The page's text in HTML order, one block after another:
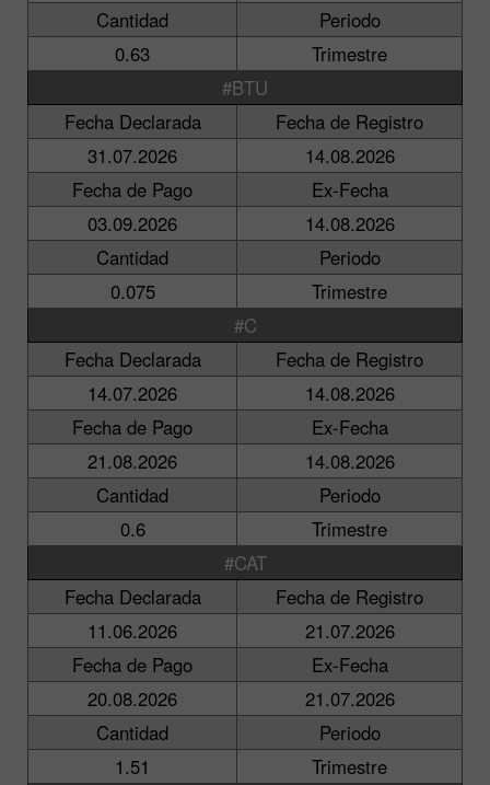
Cantidad
Periodo
0.63
Trimestre
#BTU
Fecha Declarada
Fecha de Registro
31.07.2026
14.08.2026
Fecha de Pago
Ex-Fecha
03.09.2026
14.08.2026
Cantidad
Periodo
0.075
Trimestre
#C
Fecha Declarada
Fecha de Registro
14.07.2026
14.08.2026
Fecha de Pago
Ex-Fecha
21.08.2026
14.08.2026
Cantidad
Periodo
0.6
Trimestre
#CAT
Fecha Declarada
Fecha de Registro
11.06.2026
21.07.2026
Fecha de Pago
Ex-Fecha
20.08.2026
21.07.2026
Cantidad
Periodo
1.51
Trimestre